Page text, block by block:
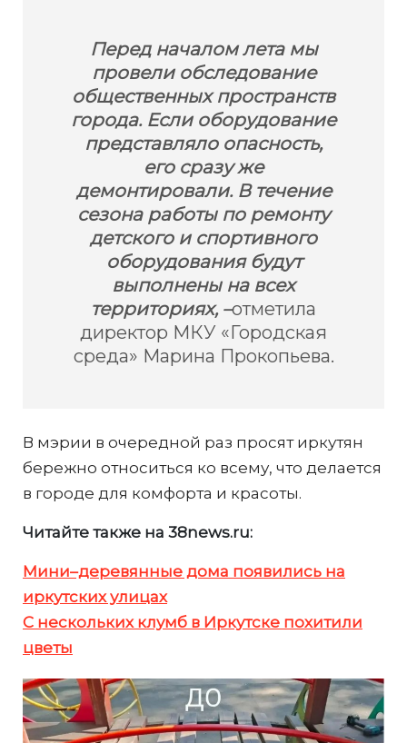
Перед началом лета мы
провели обследование
общественных пространств
города. Если оборудование
представляло опасность,
его сразу же
демонтировали. В течение
сезона работы по ремонту
детского и спортивного
оборудования будут
выполнены на всех
территориях, –отметила
директор МКУ «Городская
среда» Марина Прокопьева.
В мэрии в очередной раз просят иркутян
бережно относиться ко всему, что делается
в городе для комфорта и красоты.
Читайте также на 38news.ru:
Мини–деревянные дома появились на
иркутских улицах
С нескольких клумб в Иркутске похитили
цветы